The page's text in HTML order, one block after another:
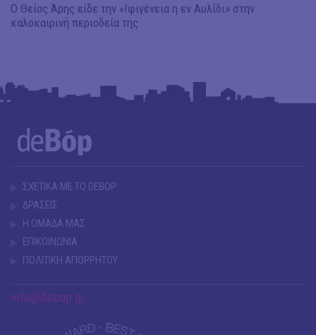
Ο Θείος Άρης είδε την «Ιφιγένεια η εν Αυλίδι» στην
καλοκαιρινή περιοδεία της
ΣΧΕΤΙΚΑ ΜΕ ΤΟ DEBOP
ΔΡΑΣΕΙΣ
Η ΟΜΑΔΑ ΜΑΣ
ΕΠΙΚΟΙΝΩΝΙΑ
ΠΟΛΙΤΙΚΗ ΑΠΟΡΡΗΤΟΥ
info@debop.gr